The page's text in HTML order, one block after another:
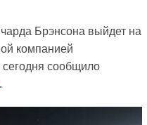
Брэнсона выйдет на
компанией
сегодня сообщило
.